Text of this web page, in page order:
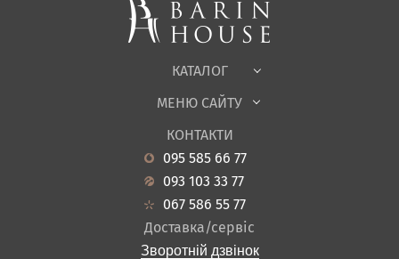
КАТАЛОГ
Корпусні меблі
Офісні меблі
Дитяча
Садові меблі
Вітальня
Кухня
Передпокої
Ванна
Акціі
МЕНЮ САЙТУ
Новини
Гарантія
Кредит
Оплата і доставка
Відгуки
КОНТАКТИ
095 585 66 77
093 103 33 77
067 586 55 77
Доставка/сервіс
Зворотній дзвінок